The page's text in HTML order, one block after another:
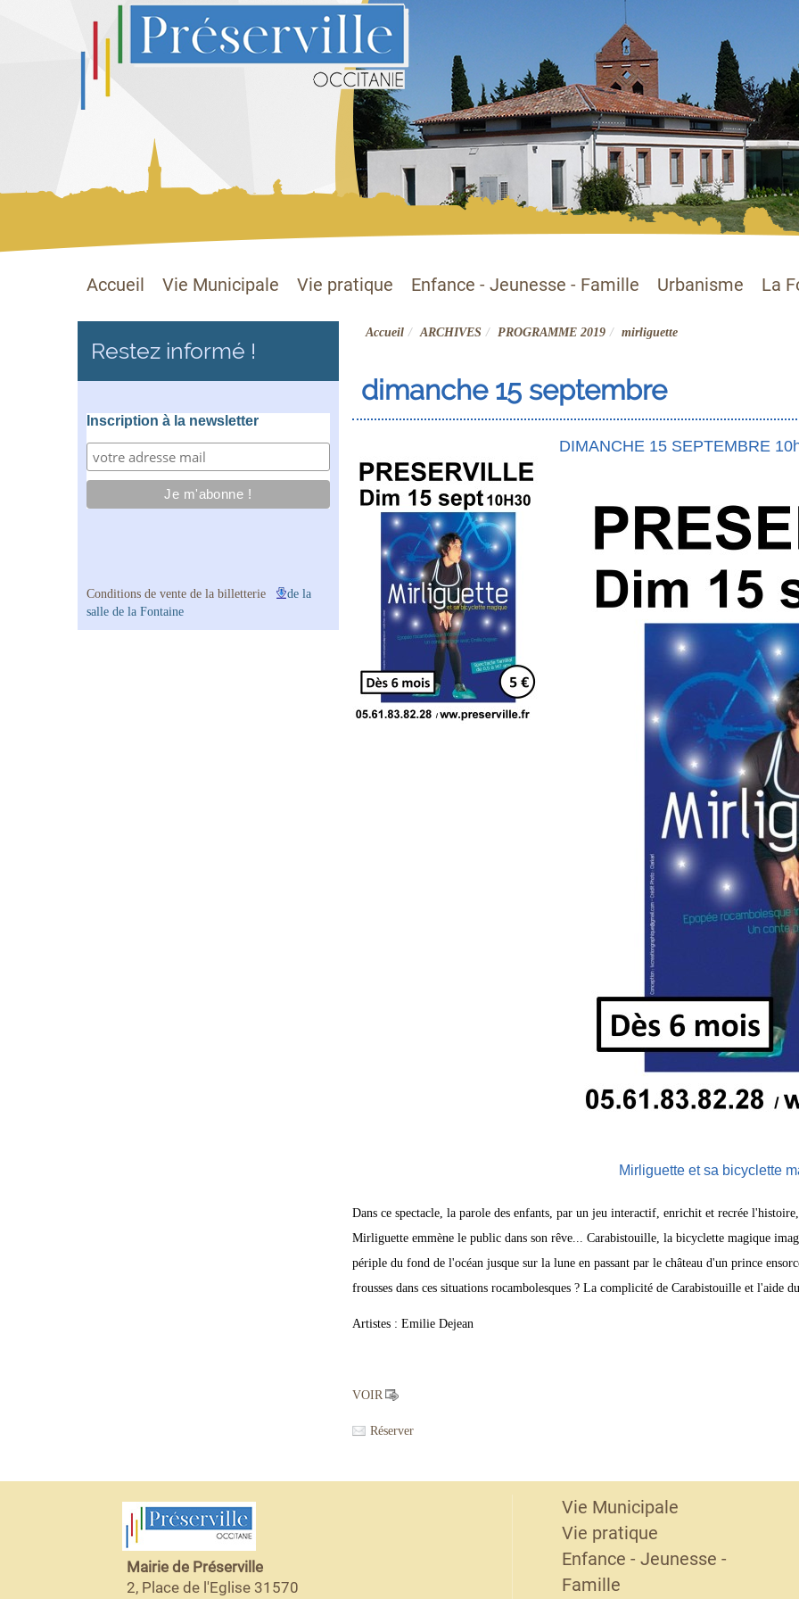
Site officiel
Accueil Vie Municipale Vie pratique Enfance - Jeunesse - Famille Urbanisme La
Accueil ARCHIVES PROGRAMME 2019 mirliguette
dimanche 15 septembre
DIMANCHE 15 SEPTEMBRE
Mirliguette et sa bicyclette
Dans ce spectacle, la parole des enfants, par un jeu interactif, enrichit et recrée
Mirliguette emmène le public dans son rêve... Carabistouille, la bicyclette magique
périple du fond de l'océan jusque sur la lune en passant par le château d'un prince
frousses dans ces situations rocambolesques ? La complicité de Carabistouille et l'aide
Artistes : Emilie Dejean
VOIR
Réserver
Restez informé !
Inscription à la newsletter
Conditions de vente de la billetterie
de la
salle de la Fontaine
Mairie de Préserville
2, Place de l'Eglise 31570
Vie Municipale
Vie pratique
Enfance - Jeunesse -
Famille